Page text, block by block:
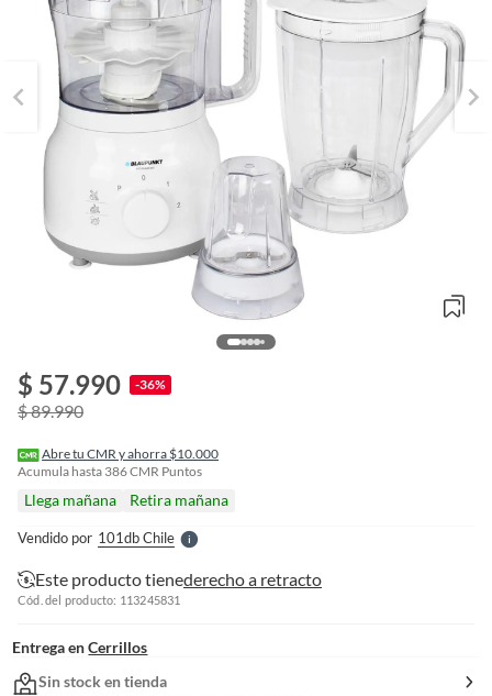
$ 57.990 -36%
$ 89.990
Abre tu CMR y ahorra $10.000
Acumula hasta 386CMR Puntos
Llega mañana Retira mañana
Vendido por 101db ChileS
l
e
r
Este producto tienederecho a retracto
Cód. del producto: 113245831
Entrega en Cerrillos
Sin stock en tienda